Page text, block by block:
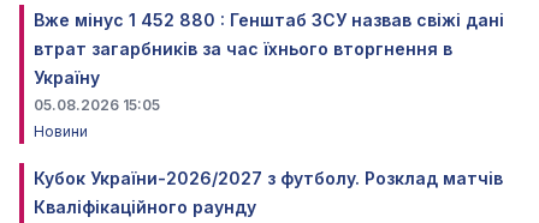
Вже мінус 1 452 880 : Генштаб ЗСУ назвав свіжі дані
втрат загарбників за час їхнього вторгнення в
Україну
05.08.2026 15:05
Новини
Кубок України-2026/2027 з футболу. Розклад матчів
Кваліфікаційного раунду